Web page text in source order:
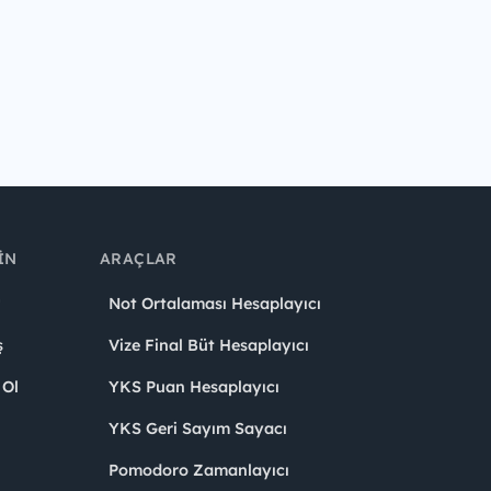
ARAÇLAR
Not Ortalaması Hesaplayıcı
Vize Final Büt Hesaplayıcı
YKS Puan Hesaplayıcı
YKS Geri Sayım Sayacı
Pomodoro Zamanlayıcı